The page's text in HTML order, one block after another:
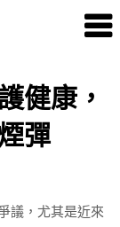
健康，
彈
議，尤其是近來